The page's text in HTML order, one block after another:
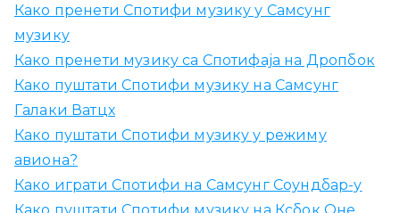
Како пренети Спотифи музику у Самсунг
музику
Како пренети музику са Спотифаја на Дропбок
Како пуштати Спотифи музику на Самсунг
Галаки Ватцх
Како пуштати Спотифи музику у режиму
авиона?
Како играти Спотифи на Самсунг Соундбар-у